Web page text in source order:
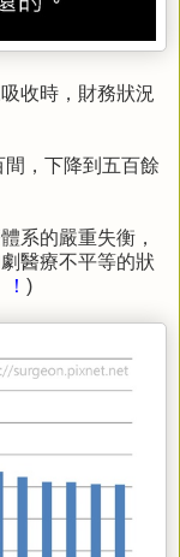
收時， 財務狀況
，下降到五百餘
系的嚴重失衡，
醫療不平等的狀
)